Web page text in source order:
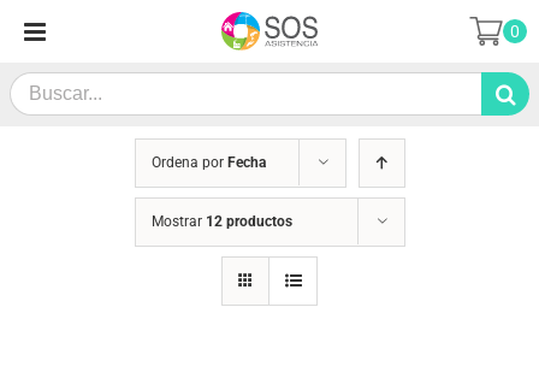
contenido
Search
for:
0
Ordena por Fecha
Mostrar 12 productos